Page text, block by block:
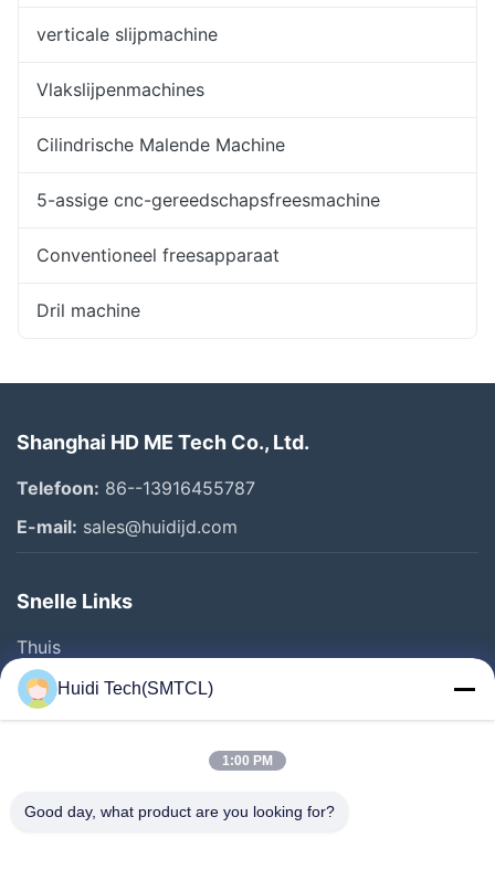
verticale slijpmachine
Vlakslijpenmachines
Cilindrische Malende Machine
5-assige cnc-gereedschapsfreesmachine
Conventioneel freesapparaat
Dril machine
Shanghai HD ME Tech Co., Ltd.
Telefoon: 86--13916455787
E-mail: sales@huidijd.com
Snelle Links
Thuis
Producten
Videos
Fabrieksreis
Huidi Tech(SMTCL)
1:00 PM
Good day, what product are you looking for?